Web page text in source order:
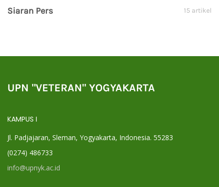
Siaran Pers 15 artikel
UPN "VETERAN" YOGYAKARTA
KAMPUS I
Jl. Padjajaran, Sleman, Yogyakarta, Indonesia. 55283
(0274) 486733
info@upnyk.ac.id